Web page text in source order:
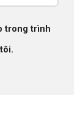
trong trình